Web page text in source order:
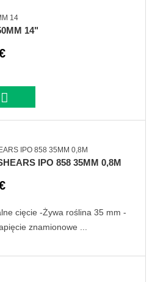
14"
IPO 858 35MM 0,8M
cięcie -Żywa roślina 35 mm -
znamionowe ...